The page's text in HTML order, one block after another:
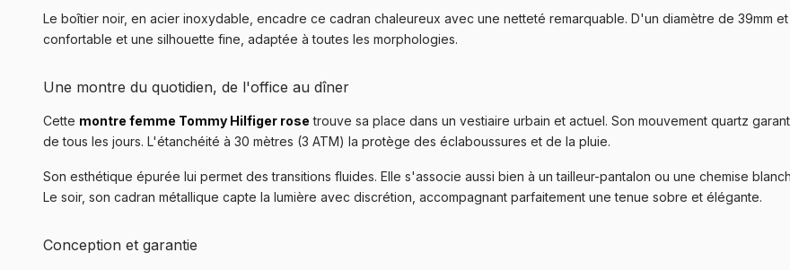
Le boîtier noir, en acier inoxydable, encadre ce cadran chaleureux avec une netteté remarquable. D'un diamètre de 39mm
confortable et une silhouette fine, adaptée à toutes les morphologies.
Une montre du quotidien, de l'office au dîner
Cette montre femme Tommy Hilfiger rose trouve sa place dans un vestiaire urbain et actuel. Son mouvement quartz
de tous les jours. L'étanchéité à 30 mètres (3 ATM) la protège des éclaboussures et de la pluie.
Son esthétique épurée lui permet des transitions fluides. Elle s'associe aussi bien à un tailleur-pantalon ou une chemise
Le soir, son cadran métallique capte la lumière avec discrétion, accompagnant parfaitement une tenue sobre et élégante.
Conception et garantie